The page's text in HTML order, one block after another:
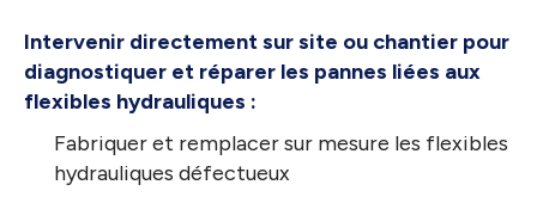
Intervenir directement sur site ou chantier pour
diagnostiquer et réparer les pannes liées aux
flexibles hydrauliques :
Fabriquer et remplacer sur mesure les flexibles
hydrauliques défectueux